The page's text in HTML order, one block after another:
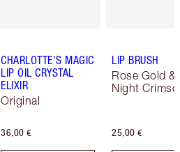
CHARLOTTE'S MAGIC
LIP OIL CRYSTAL
ELIXIR
Original
36,00 €
LIP BRUSH
Rose Gold &
Night
25,00 €